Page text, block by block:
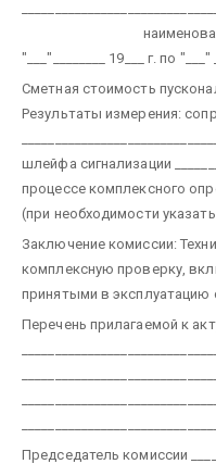
наименование
"___"________ 19___ г. по "___"
Сметная стоимость
Результаты измерения:
шлейфа сигнализации
процессе комплексного
(при необходимости
Заключение комиссии:
комплексную проверку,
принятыми в эксплуатацию
Перечень прилагаемой к
Председатель комиссии